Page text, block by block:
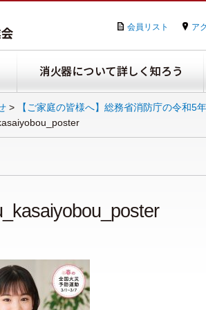
会員リスト ア
>
【ご家庭の皆様へ】総務省消防庁の令和5